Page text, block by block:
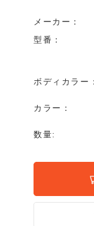
メーカー：
型番：
ボディカラー：
カラー：
数量: